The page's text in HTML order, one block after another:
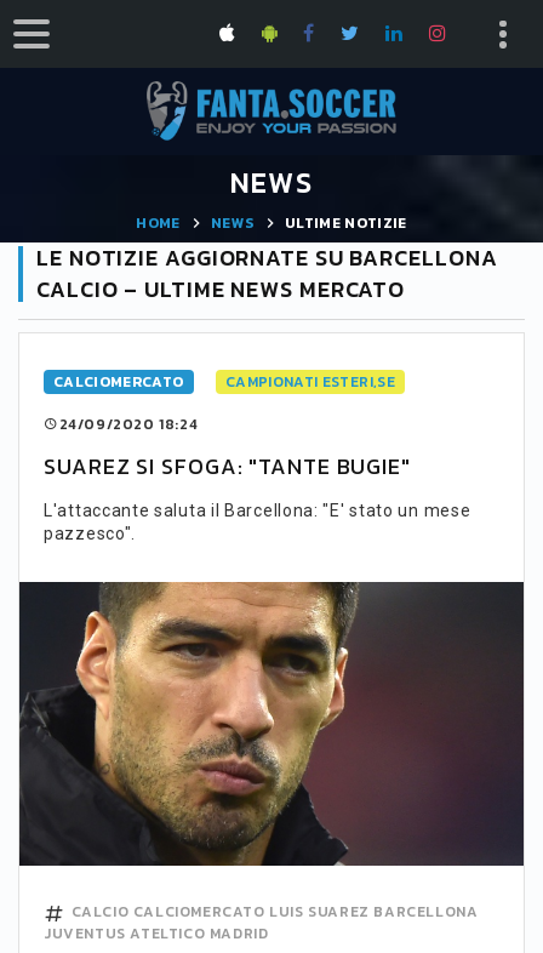
NEWS
HOME NEWS ULTIME NOTIZIE
LE NOTIZIE AGGIORNATE SU BARCELLONA
CALCIO – ULTIME NEWS MERCATO
CALCIOMERCATO
CAMPIONATI ESTERI,SE
24/09/2020 18:24
SUAREZ SI SFOGA: "TANTE BUGIE"
L'attaccante saluta il Barcellona: "E' stato un mese
pazzesco".
CALCIO CALCIOMERCATO LUIS SUAREZ BARCELLONA
JUVENTUS ATELTICO MADRID